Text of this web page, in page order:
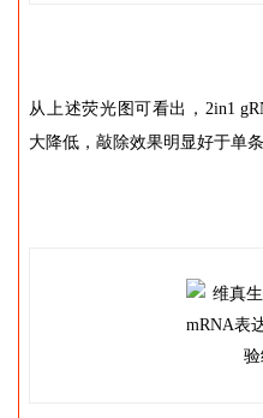
从上述荧光图可看出，2in1
大降低，敲除效果明显好于单